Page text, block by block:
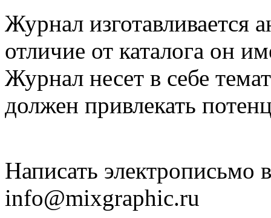
Журнал изготавливается
отличие от каталога он
Журнал несет в себе
должен привлекать
Написать электрописьмо
info@mixgraphic.ru